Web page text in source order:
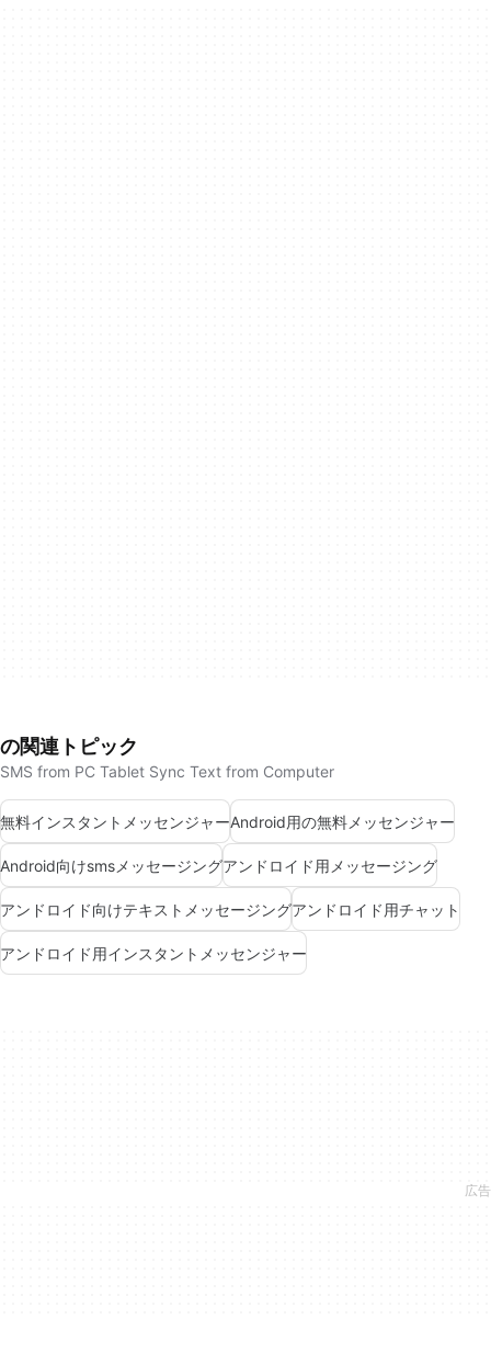
の関連トピック
SMS from PC Tablet Sync Text from Computer
無料インスタントメッセンジャーAndroid用の無料メッセンジャー
Android向けsmsメッセージングアンドロイド用メッセージング
アンドロイド向けテキストメッセージングアンドロイド用チャット
アンドロイド用インスタントメッセンジャー